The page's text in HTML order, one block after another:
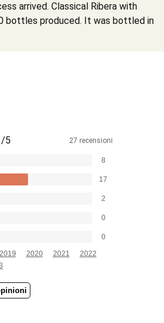
arrived. Classical Ribera with
bottles produced. It was bottled in
/5 27 recensioni
8
17
2
0
0
2019 2020 2021
2022